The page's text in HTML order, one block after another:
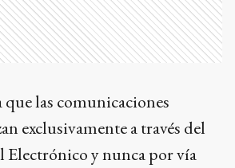
las comunicaciones
exclusivamente a través del
y nunca por vía